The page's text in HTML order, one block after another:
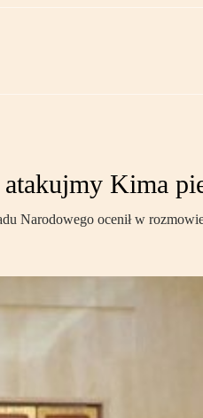
Kima
Narodowego ocenił w